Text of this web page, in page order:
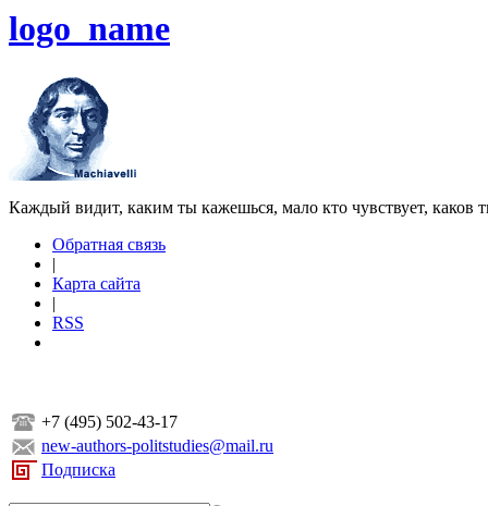
logo_name
Каждый видит, каким ты кажешься, мало кто чувствует, каков
Обратная связь
|
Карта сайта
|
RSS
+7 (495) 502-43-17
new-authors-politstudies@mail.ru
Подписка